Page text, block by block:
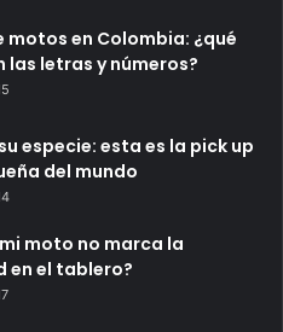
motos en Colombia: ¿qué
las letras y números?
especie: esta es la pick up
del mundo
moto no marca la
en el tablero?